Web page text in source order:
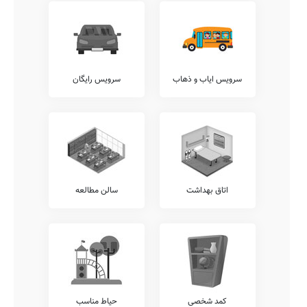
اغلب مدارس ایران از وجود آکادمی های زبان جداگانه از سیستم آموزشی
وزارت آموزش و پرورش، نظیر آکادمی های زبان های آلمانی، عربی،
روسی، انگلیسی، فرانسوی، ترکی، و... رنج می برند. این مدرسه نیز از این
امکانات جانبی
آموزان در محیط مدرسه شامل خدمات برگزاری اردوهای فرهنگی ورزشی
رایگان، برگزاری کارگاه های مشاوره ایِ خانواده، سامانه برگزاری کلاس
های آنلاین آموزشی، سامانه ارتباط آنلاین مدرسه با دانش آموز، و... برقرار
شما می توانید اطلاعات بیشتر در خصوص موارد فوق الذکر و یا سایر
خدمات قابل ارائه توسط مدرسه عدل نظیر امکان امانت گذاری تبلت یا
ارتقای عملکرد کادر آموزشی، و... را از کادر اجرایی این مدرسه پرس و جو
آزمون هماهنگ
اطلاع دارید که برخی از مدارس، بجهت سنجش دقیقتر وضعیت دانش
آموزان خود، اقدام به برگزاری آزمون های هماهنگ کشوری می نمایند.
سرویس ایاب و ذهاب سرویس رایگان
اتاق بهداشت سالن مطالعه
کمد شخصی حیاط مناسب